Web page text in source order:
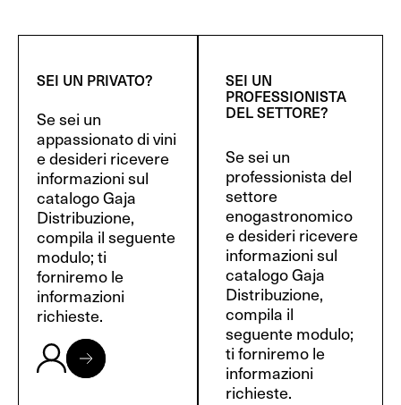
SEI UN PRIVATO?
Se sei un
appassionato di vini
e desideri ricevere
informazioni sul
catalogo Gaja
Distribuzione,
compila il seguente
modulo; ti
forniremo le
informazioni
richieste.
SEI UN
PROFESSIONISTA
DEL SETTORE?
Se sei un
professionista del
settore
enogastronomico
e desideri ricevere
informazioni sul
catalogo Gaja
Distribuzione,
compila il
seguente modulo;
ti forniremo le
informazioni
richieste.